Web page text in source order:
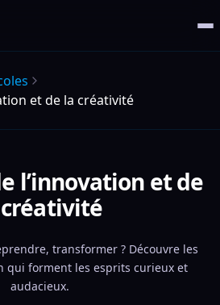
et de la créativité
l’innovation et de
transformer ? Découvre les
qui forment les esprits curieux et
audacieux.